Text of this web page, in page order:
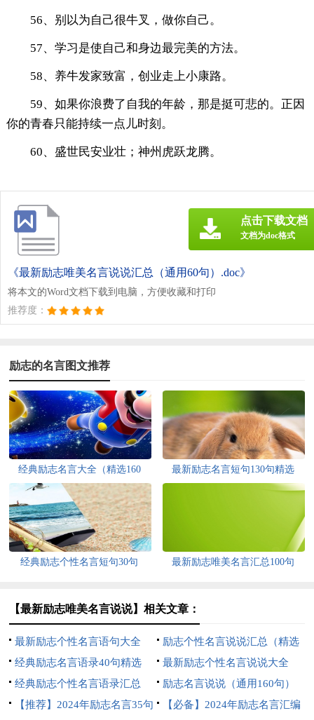
56、别以为自己很牛叉，做你自己。
57、学习是使自己和身边最完美的方法。
58、养牛发家致富，创业走上小康路。
59、如果你浪费了自我的年龄，那是挺可悲的。正因
你的青春只能持续一点儿时刻。
60、盛世民安业壮；神州虎跃龙腾。
《最新励志唯美名言说说汇总（通用60句）.doc》
将本文的Word文档下载到电脑，方便收藏和打印
推荐度：
点击下载文档
文档为doc格式
励志的名言图文推荐
经典励志名言大全（精选160
句）
最新励志名言短句130句精选
经典励志个性名言短句30句 最新励志唯美名言汇总100句
【最新励志唯美名言说说】相关文章：
最新励志个性名言语句大全
130句
励志个性名言说说汇总（精选
120句）
经典励志名言语录40句精选
最新励志个性名言说说大全
130句精选
经典励志个性名言语录汇总
（通用130句）
励志名言说说（通用160句）
【推荐】2024年励志名言35句
【必备】2024年励志名言汇编